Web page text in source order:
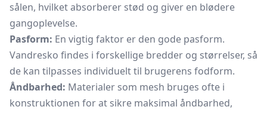
sålen, hvilket absorberer stød og giver en blødere
gangoplevelse.
Pasform: En vigtig faktor er den gode pasform.
Vandresko findes i forskellige bredder og størrelser, så
de kan tilpasses individuelt til brugerens fodform.
Åndbarhed: Materialer som mesh bruges ofte i
konstruktionen for at sikre maksimal åndbarhed,